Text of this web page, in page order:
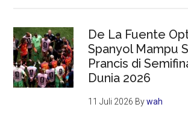
De La Fuente
Spanyol Mampu
Prancis di
Dunia 2026
11 Juli 2026 Bywah